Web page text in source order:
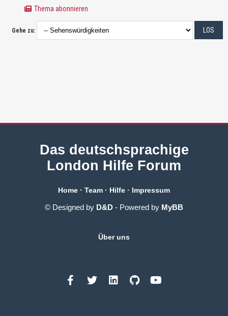
Thema abonnieren
Gehe zu:
Das deutschsprachige
London Hilfe Forum
Home · Team · Hilfe · Impressum
© Designed by D&D - Powered by MyBB
Über uns
.